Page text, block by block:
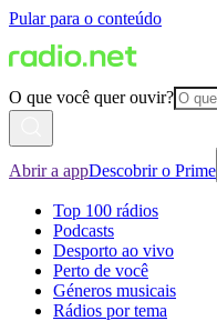
Pular para o conteúdo
O que você quer ouvir?
Abrir a appDescobrir o Prime
Top 100 rádios
Podcasts
Desporto ao vivo
Perto de você
Géneros musicais
Rádios por tema